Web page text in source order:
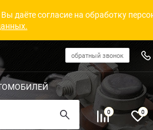
даёте согласие на обработку
обратный звонок
0 0